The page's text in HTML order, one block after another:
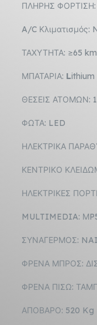
ΠΛΗΡΗΣ ΦΟΡΤΙΣΗ:
A/C Κλιματισμός:
ΤΑΧΥΤΗΤΑ: ≥65
ΜΠΑΤΑΡΙΑ: Lithium
ΘΕΣΕΙΣ ΑΤΟΜΩΝ: 1
ΦΩΤΑ: LED
ΗΛΕΚΤΡΙΚΑ
ΚΕΝΤΡΙΚΟ
ΗΛΕΚΤΡΙΚΕΣ
MULTIMEDIA:
ΣΥΝΑΓΕΡΜΟΣ: NAI
ΦΡΕΝΑ ΜΠΡΟΣ:
ΦΡΕΝΑ ΠΙΣΩ:
ΑΠΟΒΑΡΟ: 520 Kg